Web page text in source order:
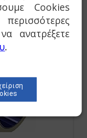
M-160LT
Cookies
ανατρέξετε
.